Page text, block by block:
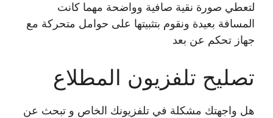
لتعطي صورة نقية صافية وواضحة مهما كانت
المسافة بعيدة ونقوم بتثبيتها على حوامل متحركة مع
جهاز تحكم عن بعد
تصليح تلفزيون المطلاع
هل واجهتك مشكلة في تلفزيونك الخاص و تبحث عن